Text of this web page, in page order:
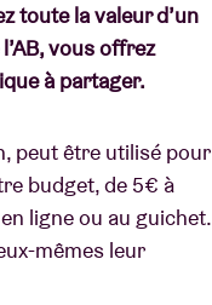
toute la valeur d’un
vous offrez
à partager.
peut être utilisé pour
budget, de 5€ à
ligne ou au guichet.
mêmes leur